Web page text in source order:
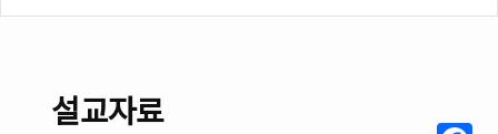
설교자료